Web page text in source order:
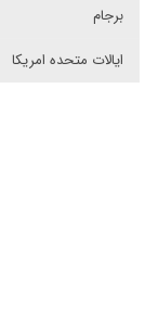
برجام
ایالات متحده امریکا